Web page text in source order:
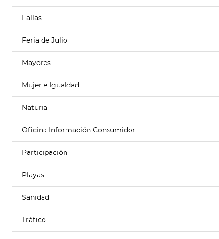
Fallas
Feria de Julio
Mayores
Mujer e Igualdad
Naturia
Oficina Información Consumidor
Participación
Playas
Sanidad
Tráfico